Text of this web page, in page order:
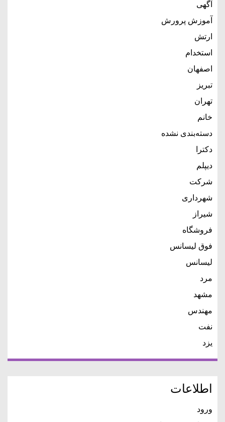
آگهی
آموزش پرورش
ارتش
استخدام
اصفهان
تبریز
تهران
خانم
دسته‌بندی نشده
دکترا
دیپلم
شرکت
شهرداری
شیراز
فروشگاه
فوق لیسانس
لیسانس
مرد
مشهد
مهندس
نفت
یزد
اطلاعات
ورود